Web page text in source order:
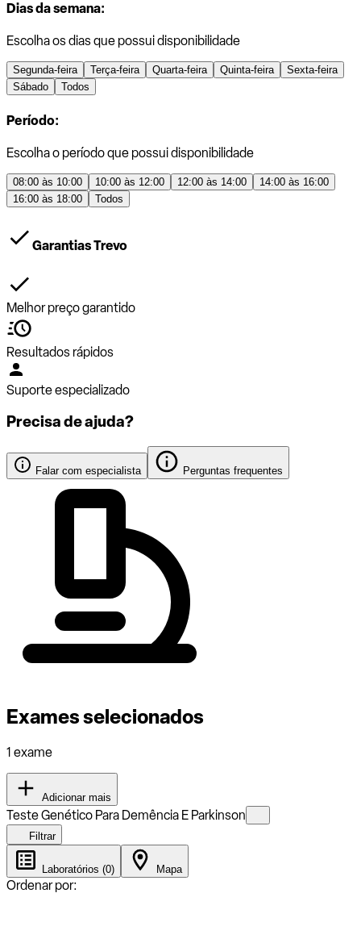
Dias da semana:
Escolha os dias que possui disponibilidade
Segunda-feira Terça-feira Quarta-feira Quinta-feira
Sexta-feira
Sábado
Todos
Período:
Escolha o período que possui disponibilidade
08:00 às 10:00 10:00 às 12:00 12:00 às 14:00
14:00 às 16:00
16:00 às 18:00
Todos
Garantias Trevo
Melhor preço garantido
Resultados rápidos
Suporte especializado
Precisa de ajuda?
Falar com especialista Perguntas frequentes
Exames selecionados
1 exame
Adicionar mais
Teste Genético Para Demência E Parkinson
Filtrar
Laboratórios (0) Mapa
Ordenar por: